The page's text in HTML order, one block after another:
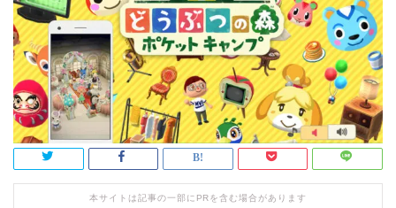
本サイトは記事の一部にPRを含む場合があります